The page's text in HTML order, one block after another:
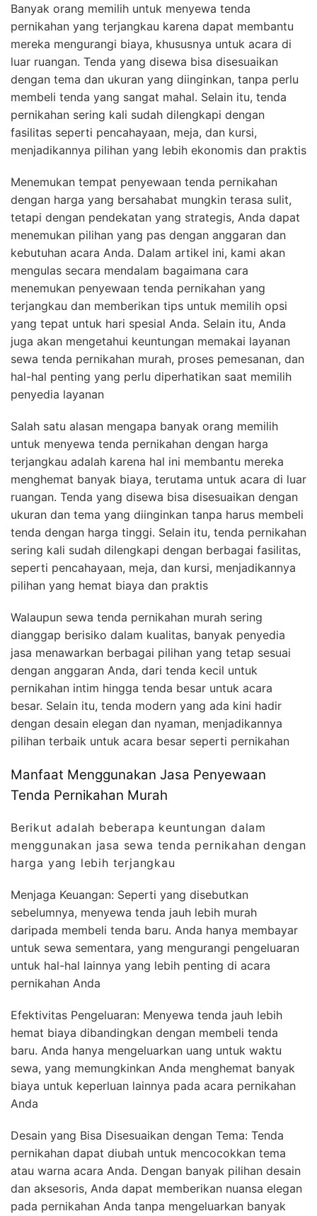
Banyak orang memilih untuk menyewa tenda
pernikahan yang terjangkau karena dapat membantu
mereka mengurangi biaya, khususnya untuk acara di
luar ruangan. Tenda yang disewa bisa disesuaikan
dengan tema dan ukuran yang diinginkan, tanpa perlu
membeli tenda yang sangat mahal. Selain itu, tenda
pernikahan sering kali sudah dilengkapi dengan
fasilitas seperti pencahayaan, meja, dan kursi,
menjadikannya pilihan yang lebih ekonomis dan praktis
Menemukan tempat penyewaan tenda pernikahan
dengan harga yang bersahabat mungkin terasa sulit,
tetapi dengan pendekatan yang strategis, Anda dapat
menemukan pilihan yang pas dengan anggaran dan
kebutuhan acara Anda. Dalam artikel ini, kami akan
mengulas secara mendalam bagaimana cara
menemukan penyewaan tenda pernikahan yang
terjangkau dan memberikan tips untuk memilih opsi
yang tepat untuk hari spesial Anda. Selain itu, Anda
juga akan mengetahui keuntungan memakai layanan
sewa tenda pernikahan murah, proses pemesanan, dan
hal-hal penting yang perlu diperhatikan saat memilih
penyedia layanan
Salah satu alasan mengapa banyak orang memilih
untuk menyewa tenda pernikahan dengan harga
terjangkau adalah karena hal ini membantu mereka
menghemat banyak biaya, terutama untuk acara di luar
ruangan. Tenda yang disewa bisa disesuaikan dengan
ukuran dan tema yang diinginkan tanpa harus membeli
tenda dengan harga tinggi. Selain itu, tenda pernikahan
sering kali sudah dilengkapi dengan berbagai fasilitas,
seperti pencahayaan, meja, dan kursi, menjadikannya
pilihan yang hemat biaya dan praktis
Walaupun sewa tenda pernikahan murah sering
dianggap berisiko dalam kualitas, banyak penyedia
jasa menawarkan berbagai pilihan yang tetap sesuai
dengan anggaran Anda, dari tenda kecil untuk
pernikahan intim hingga tenda besar untuk acara
besar. Selain itu, tenda modern yang ada kini hadir
dengan desain elegan dan nyaman, menjadikannya
pilihan terbaik untuk acara besar seperti pernikahan
Manfaat Menggunakan Jasa Penyewaan
Tenda Pernikahan Murah
Berikut adalah beberapa keuntungan dalam
menggunakan jasa sewa tenda pernikahan dengan
harga yang lebih terjangkau
Menjaga Keuangan: Seperti yang disebutkan
sebelumnya, menyewa tenda jauh lebih murah
daripada membeli tenda baru. Anda hanya membayar
untuk sewa sementara, yang mengurangi pengeluaran
untuk hal-hal lainnya yang lebih penting di acara
pernikahan Anda
Efektivitas Pengeluaran: Menyewa tenda jauh lebih
hemat biaya dibandingkan dengan membeli tenda
baru. Anda hanya mengeluarkan uang untuk waktu
sewa, yang memungkinkan Anda menghemat banyak
biaya untuk keperluan lainnya pada acara pernikahan
Anda
Desain yang Bisa Disesuaikan dengan Tema: Tenda
pernikahan dapat diubah untuk mencocokkan tema
atau warna acara Anda. Dengan banyak pilihan desain
dan aksesoris, Anda dapat memberikan nuansa elegan
pada pernikahan Anda tanpa mengeluarkan banyak